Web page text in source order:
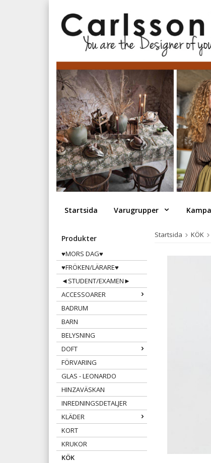
Startsida Varugrupper
Produkter
♥MORS DAG♥
♥FRÖKEN/LÄRARE♥
◄STUDENT/EXAMEN►
ACCESSOARER
BADRUM
BARN
BELYSNING
DOFT
FÖRVARING
GLAS - LEONARDO
HINZAVÄSKAN
INREDNINGSDETALJER
KLÄDER
KORT
KRUKOR
KÖK
Startsida KÖK